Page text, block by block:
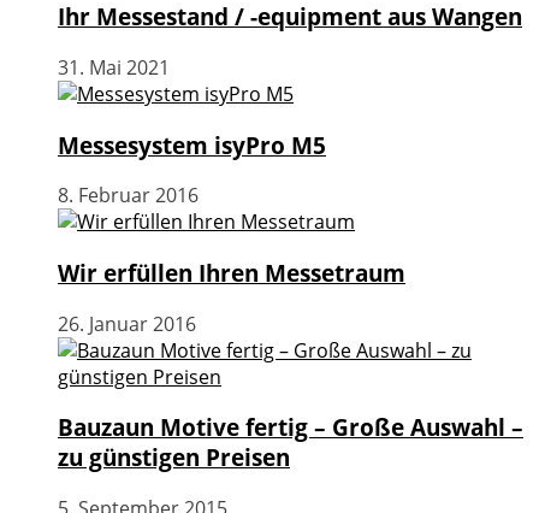
Ihr Messestand / -equipment aus Wangen
31. Mai 2021
Messesystem isyPro M5
8. Februar 2016
Wir erfüllen Ihren Messetraum
26. Januar 2016
Bauzaun Motive fertig – Große Auswahl –
zu günstigen Preisen